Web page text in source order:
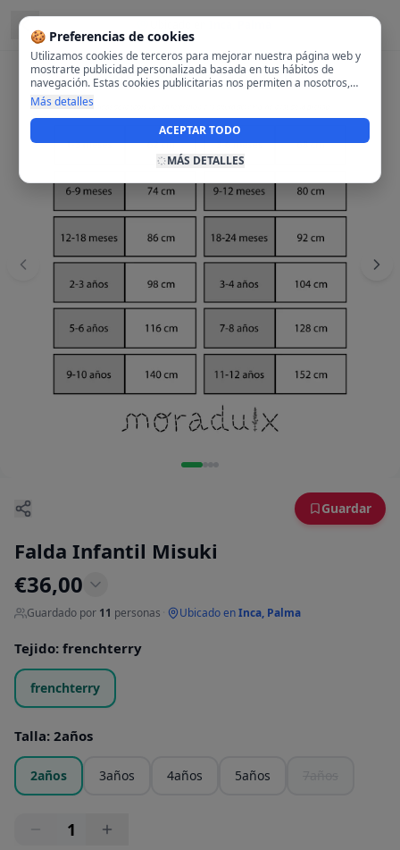
🍪 Preferencias de cookies
Utilizamos cookies de terceros para mejorar nuestra página web y
mostrarte publicidad personalizada basada en tus hábitos de
navegación. Estas cookies publicitarias nos permiten a nosotros,
analizar tu navegación en nuestra página y en internet para
mostrarte anuncios relevantes para ti. Al activarlas, aceptas el uso
de cookies para fines publicitarios y la recopilación y tratamiento de
tus datos de navegación, incluyendo la posible compartición de
Más detalles
ACEPTAR TODO
MÁS DETALLES
Guardar
Falda Infantil Misuki
€36,00
Guardado por 11 personas Ubicado enInca, Palma
Tejido: frenchterry
frenchterry
Talla: 2años
2años 3años 4años 5años
1